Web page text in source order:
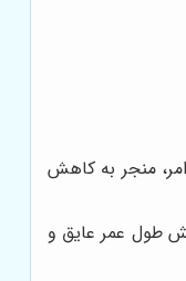
منجر به کاهش
طول عمر عایق و